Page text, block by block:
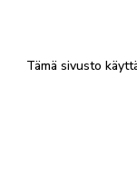
Tämä sivusto